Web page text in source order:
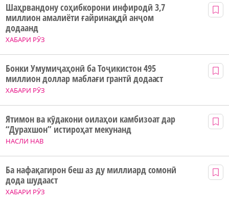
ХАБАРИ РӮЗ
Шаҳрвандону соҳибкорони инфиродӣ 3,7
миллион амалиёти ғайринақдӣ анҷом
додаанд
ХАБАРИ РӮЗ
Бонки Умумиҷаҳонӣ ба Тоҷикистон 495
миллион доллар маблағи грантӣ додааст
НАСЛИ НАВ
Ятимон ва кӯдакони оилаҳои камбизоат дар
“Дурахшон” истироҳат мекунанд
ХАБАРИ РӮЗ
Ба нафақагирон беш аз ду миллиард сомонӣ
дода шудааст